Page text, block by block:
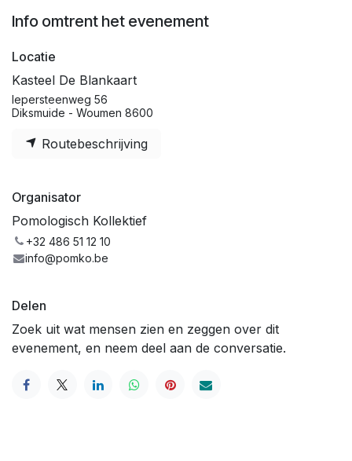
Info omtrent het evenement
Locatie
Kasteel De Blankaart
Iepersteenweg 56
Diksmuide - Woumen 8600
Routebeschrijving
Organisator
Pomologisch Kollektief
+32 486 51 12 10
info@pomko.be
Delen
Zoek uit wat mensen zien en zeggen over dit
evenement, en neem deel aan de conversatie.